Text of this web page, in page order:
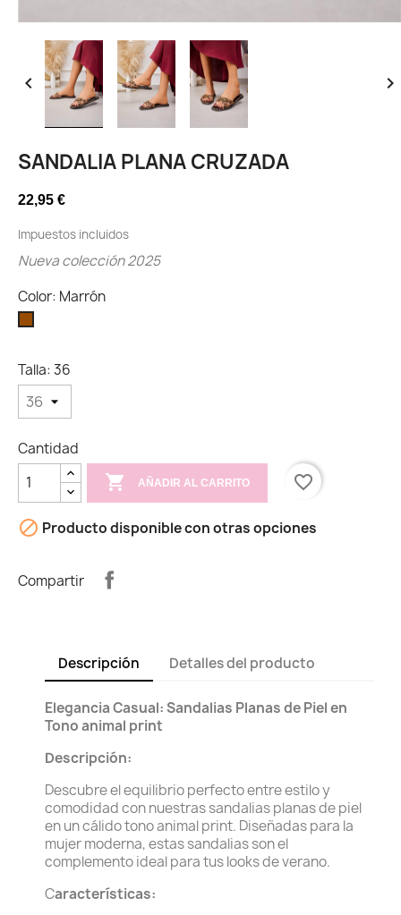
 
SANDALIA PLANA CRUZADA
22,95 €
Impuestos incluidos
Nueva colección 2025
Color: Marrón
Talla: 36
Cantidad
 AÑADIR AL CARRITO favorite_border
 Producto disponible con otras opciones
Compartir
Descripción Detalles del producto
Elegancia Casual: Sandalias Planas de Piel en
Tono animal print
Descripción:
Descubre el equilibrio perfecto entre estilo y
comodidad con nuestras sandalias planas de piel
en un cálido tono animal print. Diseñadas para la
mujer moderna, estas sandalias son el
complemento ideal para tus looks de verano.
Características: